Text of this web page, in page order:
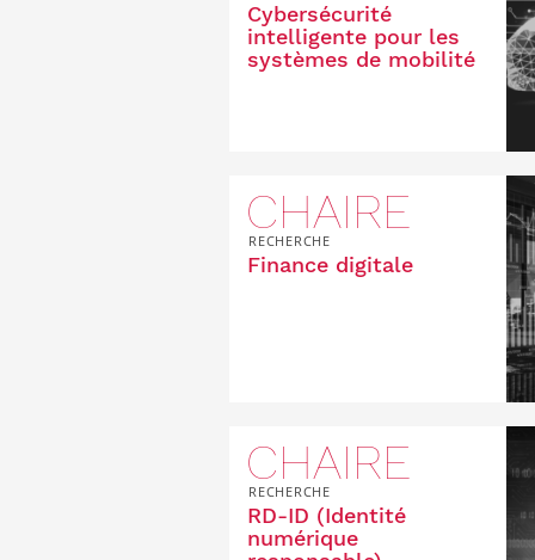
Cybersécurité
intelligente pour les
systèmes de mobilité
CHAIRE
RECHERCHE
Finance digitale
CHAIRE
RECHERCHE
RD-ID (Identité
numérique